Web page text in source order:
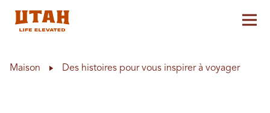
Maison Des histoires pour vous inspirer à voyager